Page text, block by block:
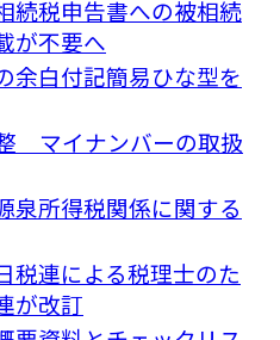
税申告書への被相続
が不要へ
余白付記簡易ひな型を
マイナンバーの取扱
所得税関係に関する
連による税理士のた
が改訂